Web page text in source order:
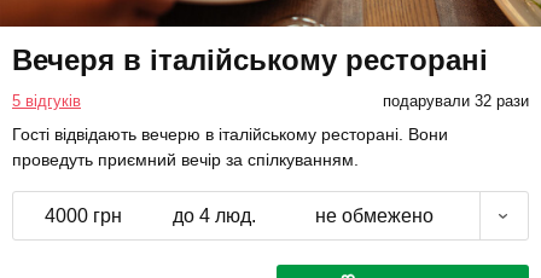
Вечеря в італійському ресторані
5 відгуків подарували 32 рази
Гості відвідають вечерю в італійському ресторані. Вони
проведуть приємний вечір за спілкуванням.
4000 грн до 4 люд. не обмежено